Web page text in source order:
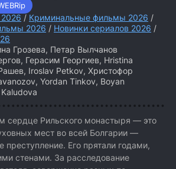
/ Криминальные фильмы 2026 /
2026 / Новинки сериалов 2026 /
Грозева, Петар Вылчанов
Герасим Георгиев, Hristina
Iroslav Petkov, Христофор
Yordan Tinkov, Boyan
сердце Рильского монастыря — это
мест во всей Болгарии —
преступление. Его прятали годами,
стенами. За расследование